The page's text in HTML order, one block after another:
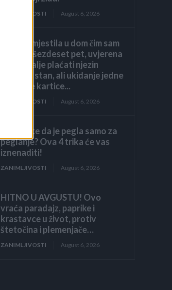
ZANIMLJIVOSTI August 6, 2026
Kći me smjestila u dom čim sam
navršila šezdeset pet, uvjerena
da ću i dalje plaćati njezin
luksuzni stan, ali ukidanje jedne
dodatne kartice...
ZANIMLJIVOSTI August 6, 2026
Mislite da je pegla samo za
peglanje? Ova 4 trika će vas
iznenaditi!
ZANIMLJIVOSTI August 6, 2026
HITNO U AVGUSTU! Ovo
vraća paradajz, paprike i
krastavce u život, protiv
štetočina i plemenjače…
ZANIMLJIVOSTI August 6, 2026